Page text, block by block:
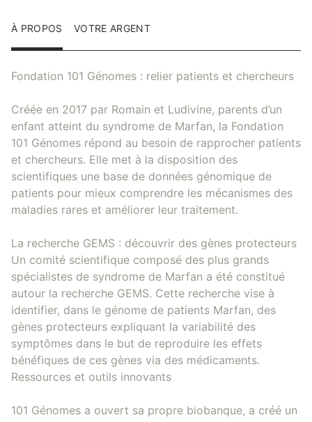
À PROPOS VOTRE ARGENT
Fondation 101 Génomes : relier patients et chercheurs
Créée en 2017 par Romain et Ludivine, parents d’un
enfant atteint du syndrome de Marfan, la Fondation
101 Génomes répond au besoin de rapprocher patients
et chercheurs. Elle met à la disposition des
scientifiques une base de données génomique de
patients pour mieux comprendre les mécanismes des
maladies rares et améliorer leur traitement.
La recherche GEMS : découvrir des gènes protecteurs
Un comité scientifique composé des plus grands
spécialistes de syndrome de Marfan a été constitué
autour la recherche GEMS. Cette recherche vise à
identifier, dans le génome de patients Marfan, des
gènes protecteurs expliquant la variabilité des
symptômes dans le but de reproduire les effets
bénéfiques de ces gènes via des médicaments.
Ressources et outils innovants
101 Génomes a ouvert sa propre biobanque, a créé un